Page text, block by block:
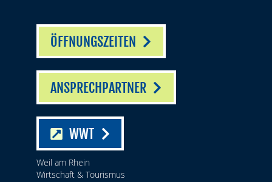
ÖFFNUNGSZEITEN
ANSPRECHPARTNER
WWT
Weil am Rhein
Wirtschaft & Tourismus